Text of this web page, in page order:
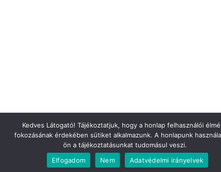
Kedves Látogató! Tájékoztatjuk, hogy a honlap felhasználói
fokozásának érdekében sütiket alkalmazunk. A honlapunk
ön a tájékoztatásunkat tudomásul veszi.
Elfogadom
Nem Adatvédelmi irányelvek